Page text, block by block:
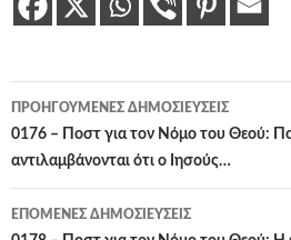
Πλοήγηση
άρθρων
ΠΡΟΗΓΟΎΜΕΝΕΣ ΔΗΜΟΣΙΕΎΣΕΙΣ
0176 – Ποστ για τον Νόμο του Θεού:
αντιλαμβάνονται ότι ο Ιησούς…
ΕΠΌΜΕΝΕΣ ΔΗΜΟΣΙΕΎΣΕΙΣ